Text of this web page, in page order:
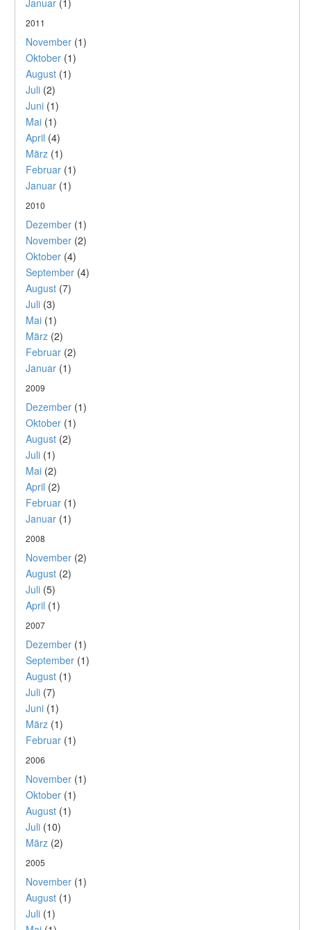
Januar (1)
2011
November (1)
Oktober (1)
August (1)
Juli (2)
Juni (1)
Mai (1)
April (4)
März (1)
Februar (1)
Januar (1)
2010
Dezember (1)
November (2)
Oktober (4)
September (4)
August (7)
Juli (3)
Mai (1)
März (2)
Februar (2)
Januar (1)
2009
Dezember (1)
Oktober (1)
August (2)
Juli (1)
Mai (2)
April (2)
Februar (1)
Januar (1)
2008
November (2)
August (2)
Juli (5)
April (1)
2007
Dezember (1)
September (1)
August (1)
Juli (7)
Juni (1)
März (1)
Februar (1)
2006
November (1)
Oktober (1)
August (1)
Juli (10)
März (2)
2005
November (1)
August (1)
Juli (1)